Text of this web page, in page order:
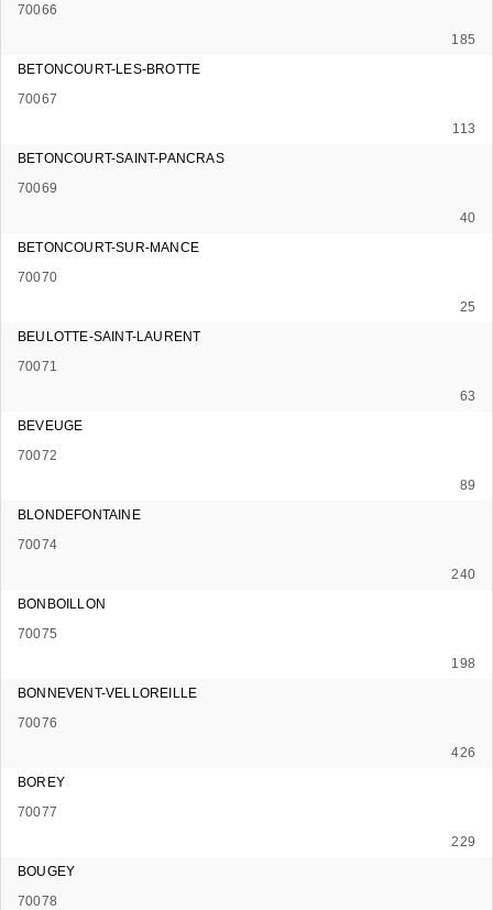
70066
185
BETONCOURT-LES-BROTTE
70067
113
BETONCOURT-SAINT-PANCRAS
70069
40
BETONCOURT-SUR-MANCE
70070
25
BEULOTTE-SAINT-LAURENT
70071
63
BEVEUGE
70072
89
BLONDEFONTAINE
70074
240
BONBOILLON
70075
198
BONNEVENT-VELLOREILLE
70076
426
BOREY
70077
229
BOUGEY
70078